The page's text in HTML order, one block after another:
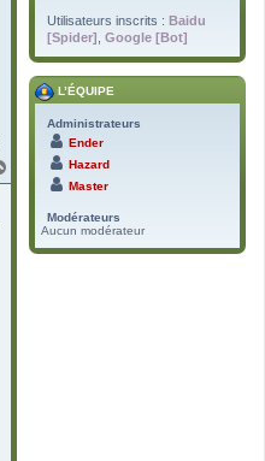
a
Utilisateurs inscrits : Baidu
[Spider] Google [Bot]
L’ÉQUIPE
Administrateurs
Ender
Hazard
Master
Modérateurs
Aucun modérateur